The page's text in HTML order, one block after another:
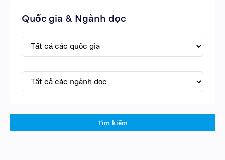
Quốc gia & Ngành dọc
Tìm kiếm